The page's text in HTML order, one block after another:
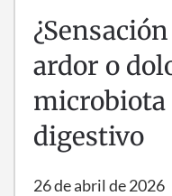
ardor o
microbiota
digestivo
26 de abril de 2026